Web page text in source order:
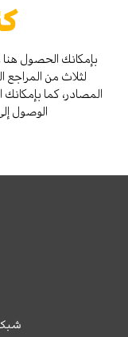
بإمكانك الحصول
لثلاث من المراجع
المصادر، كما
الوصول